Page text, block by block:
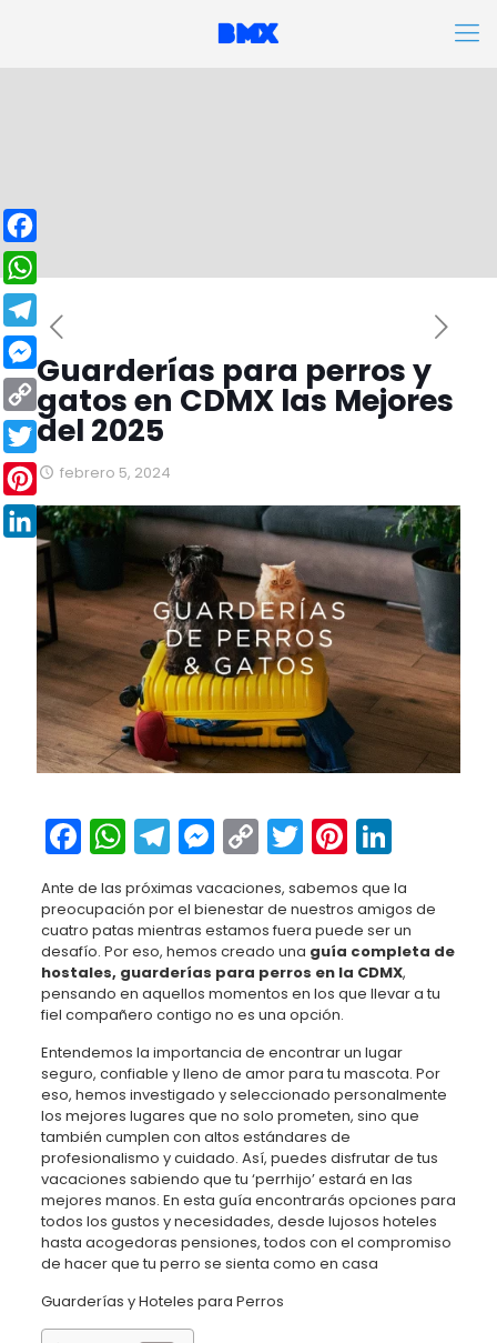
Guarderías para perros y
gatos en CDMX las Mejores
del 2025
febrero 5, 2024
Facebook
WhatsApp
Telegram
Messenger
Copy
Link
TwitterPinterest
Ante de las próximas vacaciones, sabemos que la
preocupación por el bienestar de nuestros amigos de
cuatro patas mientras estamos fuera puede ser un
desafío. Por eso, hemos creado una guía completa de
hostales, guarderías para perros en la CDMX,
pensando en aquellos momentos en los que llevar a tu
fiel compañero contigo no es una opción.
Entendemos la importancia de encontrar un lugar
seguro, confiable y lleno de amor para tu mascota. Por
eso, hemos investigado y seleccionado personalmente
los mejores lugares que no solo prometen, sino que
también cumplen con altos estándares de
profesionalismo y cuidado. Así, puedes disfrutar de tus
vacaciones sabiendo que tu ‘perrhijo’ estará en las
mejores manos. En esta guía encontrarás opciones para
todos los gustos y necesidades, desde lujosos hoteles
hasta acogedoras pensiones, todos con el compromiso
de hacer que tu perro se sienta como en casa
Guarderías y Hoteles para Perros
Facebook
WhatsApp
Telegram
Messenger
Copy
Link
Twitter
Pinterest
LinkedIn